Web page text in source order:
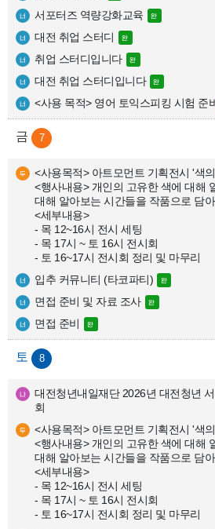
서포터즈 역량강화교육
대전 취업 스터디
취업 스터디입니다
대전 취업 스터디입니다
<사용 목적> 영어 토익스피킹 시험 준
7
<사용목적> 아트모먼트 기획전시 '색
<행사내용> 개인의 고유한 색에 대해
대해 알아보는 시간들을 작품으로 담
<세부내용>
- 목 12~16시 전시 세팅
- 목 17시 ~ 토 16시 전시회
- 토 16~17시 전시회 정리 및 마무리
입추 커뮤니티 (타코파티)
면접 준비 및 자료 조사
면접 준비
8
대전청년내일재단 2026년 대전청년
회
<사용목적> 아트모먼트 기획전시 '색
<행사내용> 개인의 고유한 색에 대해
대해 알아보는 시간들을 작품으로 담
<세부내용>
- 목 12~16시 전시 세팅
- 목 17시 ~ 토 16시 전시회
- 토 16~17시 전시회 정리 및 마무리